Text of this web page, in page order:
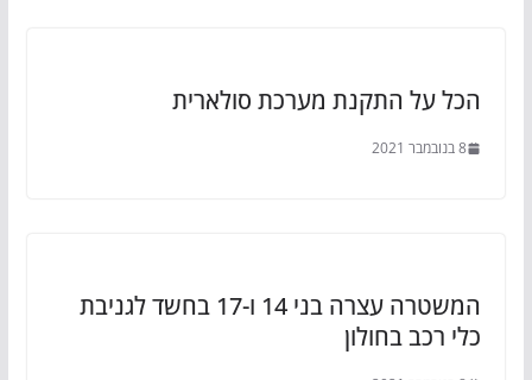
הכל על התקנת מערכת סולארית
8 בנובמבר 2021
המשטרה עצרה בני 14 ו-17 בחשד לגניבת
כלי רכב בחולון